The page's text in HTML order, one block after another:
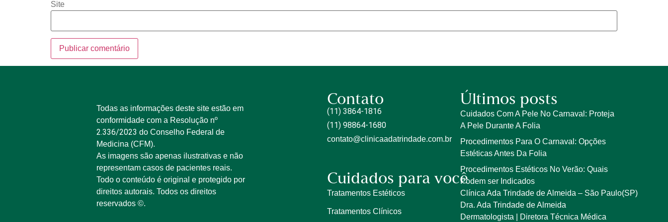
Site
Todas as informações deste site estão em
conformidade com a Resolução nº
2.336/2023 do Conselho Federal de
Medicina (CFM).
As imagens são apenas ilustrativas e não
representam casos de pacientes reais.
Todo o conteúdo é original e protegido por
direitos autorais. Todos os direitos
reservados ©.
Contato
(11) 3864-1816
(11) 98864-1680
contato@clinicaadatrindade.com.br
Cuidados para você
Tratamentos Estéticos
Tratamentos Clínicos
Últimos posts
Cuidados Com A Pele No Carnaval: Proteja
A Pele Durante A Folia
Procedimentos Para O Carnaval: Opções
Estéticas Antes Da Folia
Procedimentos Estéticos No Verão: Quais
Podem ser Indicados
Clínica Ada Trindade de Almeida – São Paulo(SP)
Dra. Ada Trindade de Almeida
Dermatologista | Diretora Técnica Médica